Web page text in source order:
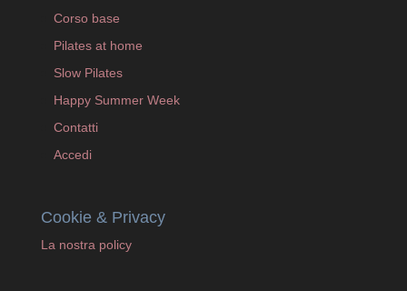
Corso base
Pilates at home
Slow Pilates
Happy Summer Week
Contatti
Accedi
Cookie & Privacy
La nostra policy